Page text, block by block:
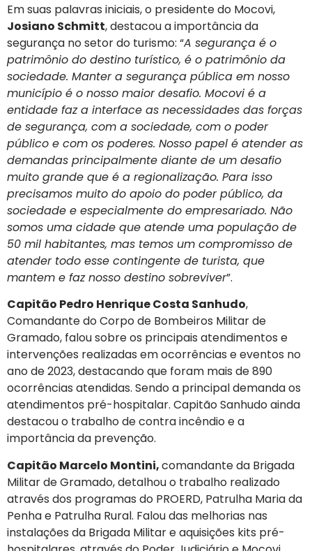
Em suas palavras iniciais, o presidente do Mocovi,
Josiano Schmitt, destacou a importância da
segurança no setor do turismo: “A segurança é o
patrimônio do destino turístico, é o patrimônio da
sociedade. Manter a segurança pública em nosso
município é o nosso maior desafio. Mocovi é a
entidade faz a interface as necessidades das forças
de segurança, com a sociedade, com o poder
público e com os poderes. Nosso papel é atender as
demandas principalmente diante de um desafio
muito grande que é a regionalização. Para isso
precisamos muito do apoio do poder público, da
sociedade e especialmente do empresariado. Não
somos uma cidade que atende uma população de
50 mil habitantes, mas temos um compromisso de
atender todo esse contingente de turista, que
mantem e faz nosso destino sobreviver”.
Capitão Pedro Henrique Costa Sanhudo,
Comandante do Corpo de Bombeiros Militar de
Gramado, falou sobre os principais atendimentos e
intervenções realizadas em ocorrências e eventos no
ano de 2023, destacando que foram mais de 890
ocorrências atendidas. Sendo a principal demanda os
atendimentos pré-hospitalar. Capitão Sanhudo ainda
destacou o trabalho de contra incêndio e a
importância da prevenção.
Capitão Marcelo Montini,comandante da Brigada
Militar de Gramado, detalhou o trabalho realizado
através dos programas do PROERD, Patrulha Maria da
Penha e Patrulha Rural. Falou das melhorias nas
instalações da Brigada Militar e aquisições kits pré-